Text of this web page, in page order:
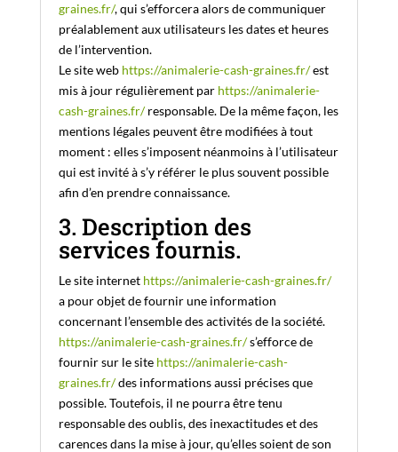
graines.fr/, qui s’efforcera alors de communiquer
préalablement aux utilisateurs les dates et heures
de l’intervention.
Le site web https://animalerie-cash-graines.fr/est
mis à jour régulièrement par https://animalerie-
cash-graines.fr/responsable. De la même façon, les
mentions légales peuvent être modifiées à tout
moment : elles s’imposent néanmoins à l’utilisateur
qui est invité à s’y référer le plus souvent possible
afin d’en prendre connaissance.
3. Description des
services fournis.
Le site internet https://animalerie-cash-graines.fr/
a pour objet de fournir une information
concernant l’ensemble des activités de la société.
https://animalerie-cash-graines.fr/s’efforce de
fournir sur le site https://animalerie-cash-
graines.fr/des informations aussi précises que
possible. Toutefois, il ne pourra être tenu
responsable des oublis, des inexactitudes et des
carences dans la mise à jour, qu’elles soient de son